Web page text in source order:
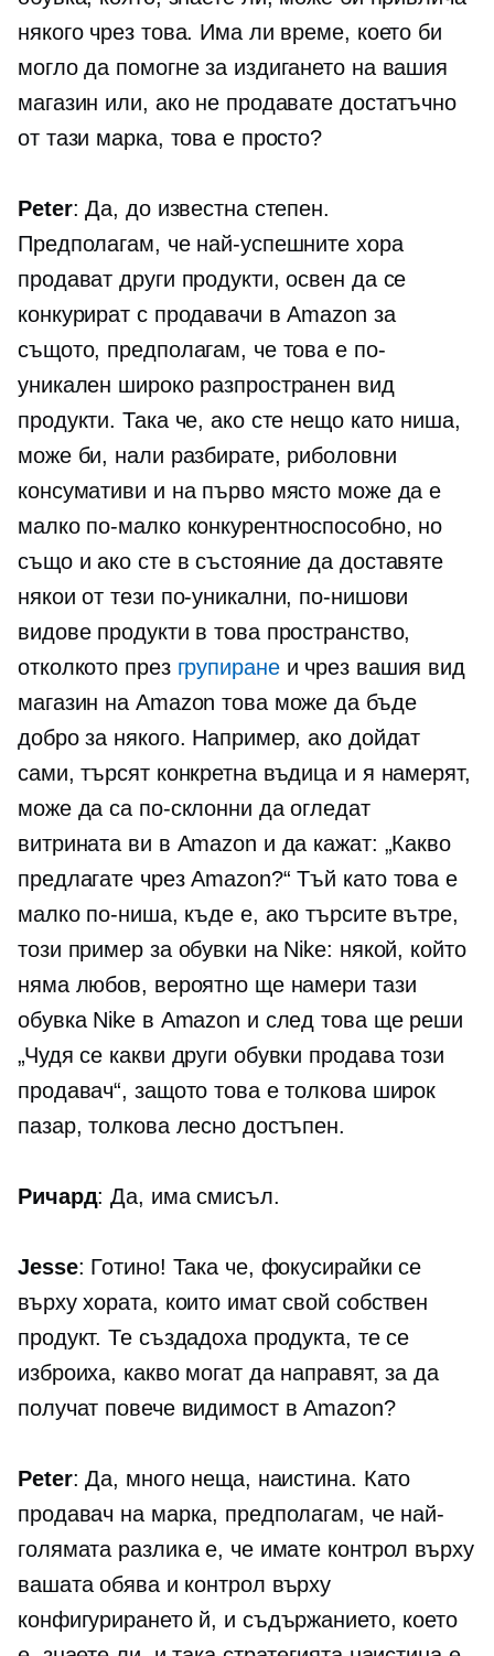
някого чрез това. Има ли време, което би
могло да помогне за издигането на вашия
магазин или, ако не продавате достатъчно
от тази марка, това е просто?
Peter: Да, до известна степен.
Предполагам, че най-успешните хора
продават други продукти, освен да се
конкурират с продавачи в Amazon за
същото, предполагам, че това е по-
уникален широко разпространен вид
продукти. Така че, ако сте нещо като ниша,
може би, нали разбирате, риболовни
консумативи и на първо място може да е
малко по-малко конкурентноспособно, но
също и ако сте в състояние да доставяте
някои от тези по-уникални, по-нишови
видове продукти в това пространство,
отколкото през групиранеи чрез вашия вид
магазин на Amazon това може да бъде
добро за някого. Например, ако дойдат
сами, търсят конкретна въдица и я намерят,
може да са по-склонни да огледат
витрината ви в Amazon и да кажат: „Какво
предлагате чрез Amazon?“ Тъй като това е
малко по-ниша, къде е, ако търсите вътре,
този пример за обувки на Nike: някой, който
няма любов, вероятно ще намери тази
обувка Nike в Amazon и след това ще реши
„Чудя се какви други обувки продава този
продавач“, защото това е толкова широк
пазар, толкова лесно достъпен.
Ричард: Да, има смисъл.
Jesse: Готино! Така че, фокусирайки се
върху хората, които имат свой собствен
продукт. Те създадоха продукта, те се
изброиха, какво могат да направят, за да
получат повече видимост в Amazon?
Peter: Да, много неща, наистина. Като
продавач на марка, предполагам, че най-
голямата разлика е, че имате контрол върху
вашата обява и контрол върху
конфигурирането й, и съдържанието, което